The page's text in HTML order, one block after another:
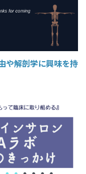
や解剖学に興味を持